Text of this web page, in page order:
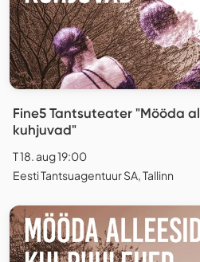
Fine5 Tantsuteater "Mööda
kuhjuvad"
T 18. aug 19:00
Eesti Tantsuagentuur SA, Tallinn